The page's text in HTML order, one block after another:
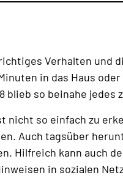
Verhalten
in das Haus
blieb so beinahe
so einfach zu
Auch tagsüber
Hilfreich kann auch
in sozialen